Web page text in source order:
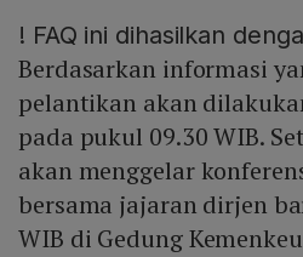
! FAQ ini dihasilkan
Berdasarkan informasi
pelantikan akan
pada pukul 09.30 WIB.
akan menggelar
bersama jajaran dirjen
WIB di Gedung